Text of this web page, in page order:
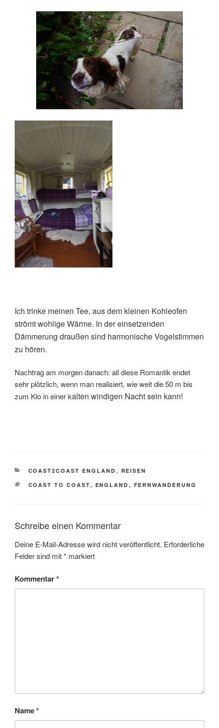
Ich trinke meinen Tee, aus dem kleinen Kohleofen
strömt wohlige Wärme. In der einsetzenden
Dämmerung draußen sind harmonische Vogelstimmen
zu hören.
Nachtrag am morgen danach: all diese Romantik endet
sehr plötzlich, wenn man realisiert, wie weit die 50 m bis
zum Klo in einer kalten windigen Nacht sein kann!
KATEGORIEN
COAST2COAST ENGLAND , REISEN
SCHLAGWÖRTER
COAST TO COAST, ENGLAND , FERNWANDERUNG
Schreibe einen Kommentar
Deine E-Mail-Adresse wird nicht veröffentlicht. Erforderliche
Felder sind mit* markiert
Kommentar*
Name*